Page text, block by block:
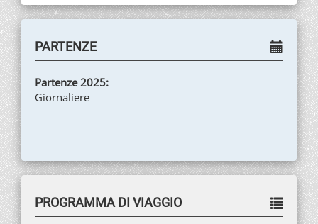
PARTENZE
Partenze 2025:
Giornaliere
PROGRAMMA DI VIAGGIO